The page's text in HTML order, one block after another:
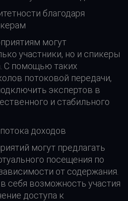
благодаря
могут
участники, но и спикеры
С помощью таких
потоковой передачи,
экспертов в
и стабильного
доходов
могут предлагать
посещения по
от содержания.
себя возможность участия
доступа к